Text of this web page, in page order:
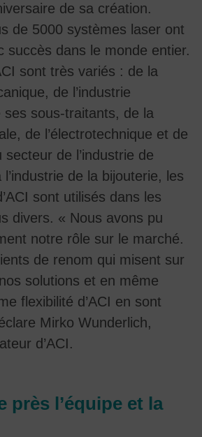
de sa création.
de 5000 systèmes laser ont
succès dans le monde entier.
sont très variés : de la
de l’industrie
ses sous-traitants, de la
de l’électrotechnique et de
secteur de l’industrie de
l’industrie de la bijouterie, les
sont utilisés dans les
divers. « Nous avons pu
notre rôle sur le marché.
de renom qui misent sur
solutions et en même
flexibilité d’ACI en sont
Mirko Wunderlich,
d’ACI.
près l’équipe et la